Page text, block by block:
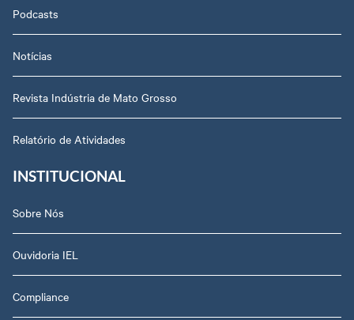
Podcasts
Notícias
Revista Indústria de Mato Grosso
Relatório de Atividades
INSTITUCIONAL
Sobre Nós
Ouvidoria IEL
Compliance